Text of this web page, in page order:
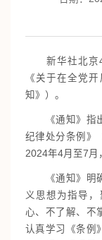
新华社北京4
《关于在全党
知》）。
《通知》指出
纪律处分条例》
2024年4月至7月
《通知》明确
义思想为指导
心、不了解、不
认真学习《条例